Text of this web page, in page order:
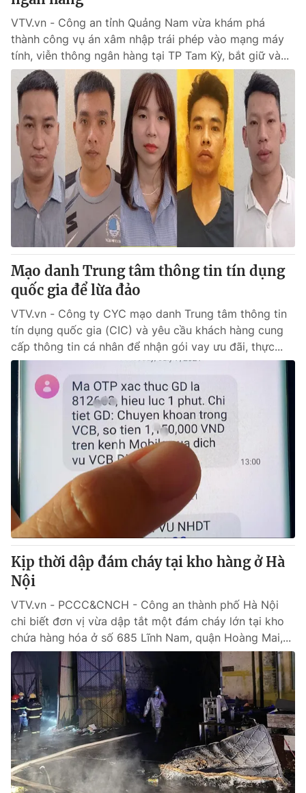
VTV.vn - Công an tỉnh Quảng Nam vừa khám phá
thành công vụ án xâm nhập trái phép vào mạng máy
tính, viễn thông ngân hàng tại TP Tam Kỳ, bắt giữ và...
Mạo danh Trung tâm thông tin tín dụng
quốc gia để lừa đảo
VTV.vn - Công ty CYC mạo danh Trung tâm thông tin
tín dụng quốc gia (CIC) và yêu cầu khách hàng cung
cấp thông tin cá nhân để nhận gói vay ưu đãi, thực...
Kịp thời dập đám cháy tại kho hàng ở Hà
Nội
VTV.vn - PCCC&CNCH - Công an thành phố Hà Nội
chi biết đơn vị vừa dập tắt một đám cháy lớn tại kho
chứa hàng hóa ở số 685 Lĩnh Nam, quận Hoàng Mai,...